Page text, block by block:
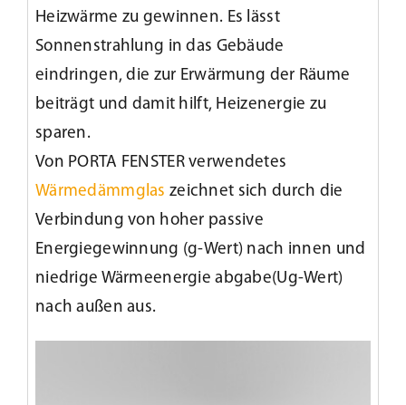
News
Kontakt
Lesezeichen
Heizwärme zu gewinnen. Es lässt
Sonnenstrahlung in das Gebäude
eindringen, die zur Erwärmung der Räume
beiträgt und damit hilft, Heizenergie zu
sparen.
Von PORTA FENSTER verwendetes
Wärmedämmglas zeichnet sich durch die
Verbindung von hoher passive
Energiegewinnung (g-Wert) nach innen und
niedrige Wärmeenergie abgabe(Ug-Wert)
nach außen aus.